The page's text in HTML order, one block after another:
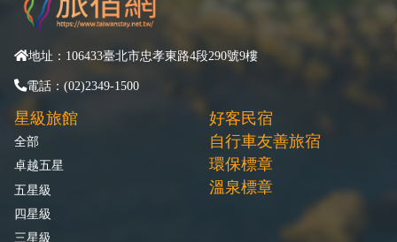
地址：106433臺北市忠孝東路4段290號9樓
電話：(02)2349-1500
星級旅館
全部
卓越五星
五星級
四星級
三星級
好客民宿
自行車友善旅宿
環保標章
溫泉標章